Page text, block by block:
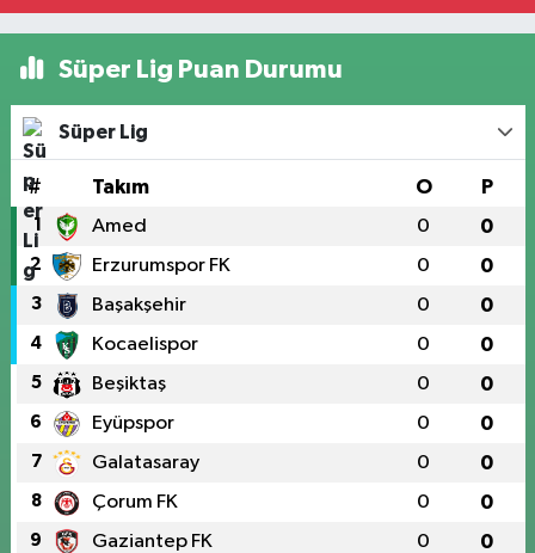
Süper Lig Puan Durumu
Süper Lig
# Takım O P
1 Amed 0 0
2 Erzurumspor FK 0 0
3 Başakşehir 0 0
4 Kocaelispor 0 0
5 Beşiktaş 0 0
6 Eyüpspor 0 0
7 Galatasaray 0 0
8 Çorum FK 0 0
9 Gaziantep FK 0 0